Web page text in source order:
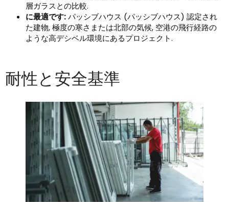
層ガラスとの比較.
に最適です:パッシブハウス (パッシブハウス) 認定され
た建物, 極度の寒さまたは北部の気候, 空港の飛行経路の
ような高デシベル環境にあるプロジェクト.
耐性と安全基準